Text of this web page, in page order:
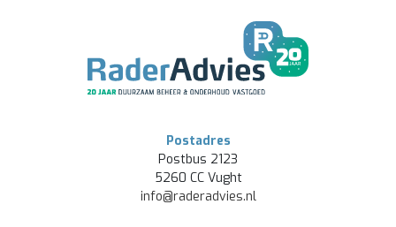
Postadres
Postbus 2123
5260 CC Vught
info@raderadvies.nl